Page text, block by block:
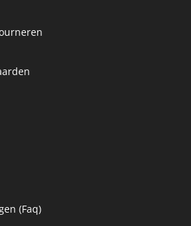
(Faq)